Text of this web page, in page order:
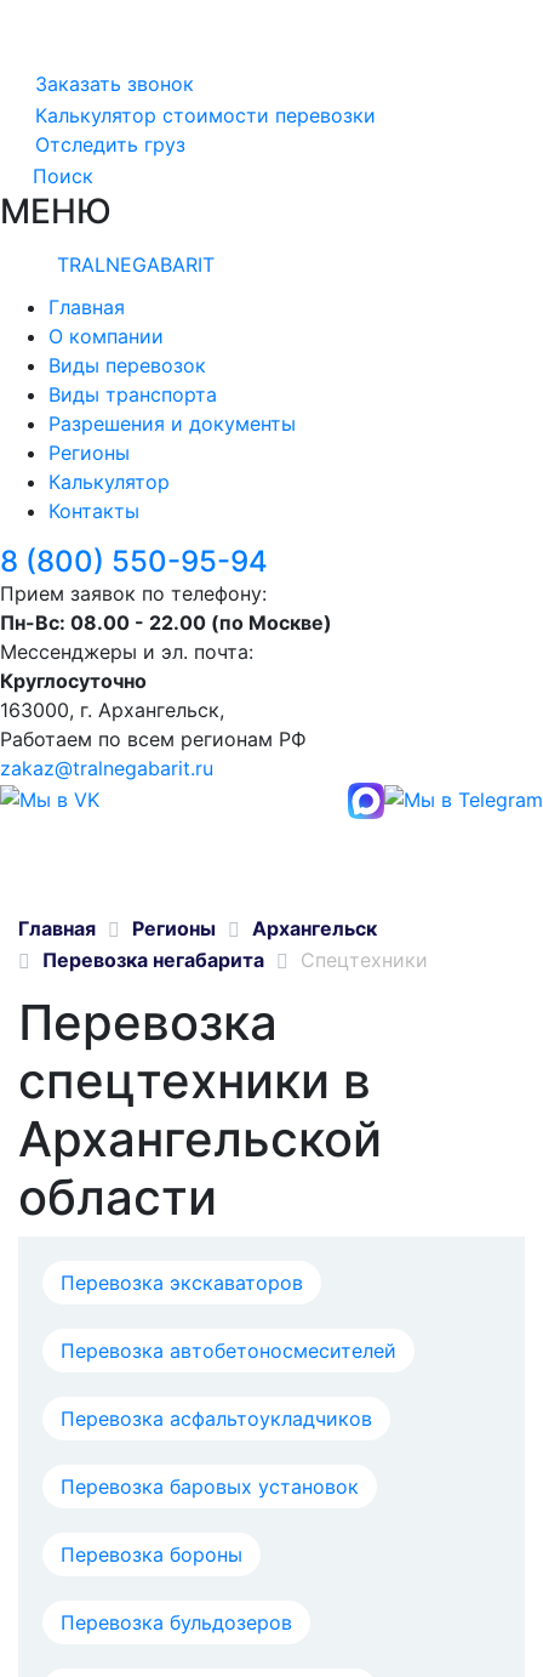
Заказать звонок
Калькулятор стоимости перевозки
Отследить груз
Поиск
МЕНЮ
TRALNEGABARIT
Главная
О компании
Виды перевозок
Виды транспорта
Разрешения и документы
Регионы
Калькулятор
Контакты
8 (800) 550-95-94
Прием заявок по телефону:
Пн-Вс: 08.00 - 22.00 (по Москве)
Мессенджеры и эл. почта:
Круглосуточно
163000, г. Архангельск,
Работаем по всем регионам РФ
zakaz@tralnegabarit.ru
Главная Регионы
Архангельск
Перевозка негабарита
Спецтехники
Перевозка
спецтехники в
Архангельской
области
Перевозка экскаваторов
Перевозка автобетоносмесителей
Перевозка асфальтоукладчиков
Перевозка баровых установок
Перевозка бороны
Перевозка бульдозеров